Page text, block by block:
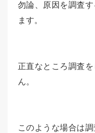
勿論、原因を調査
ます。
正直なところ調査
ん。
このような場合は